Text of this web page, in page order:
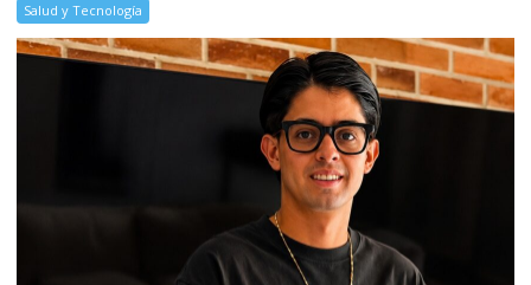
Salud y Tecnología